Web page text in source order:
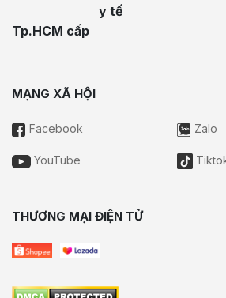
y tế
Tp.HCM cấp
MẠNG XÃ HỘI
Facebook Zalo
YouTube
THƯƠNG MẠI ĐIỆN TỬ